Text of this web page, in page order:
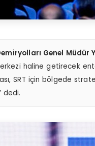
Genel Müdür
haline getirecek
SRT için bölgede
dedi.